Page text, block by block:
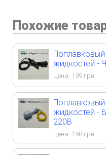
Похожие
жидкостей -
Цена: 199 грн.
жидкостей -
220В
Цена: 198 грн.